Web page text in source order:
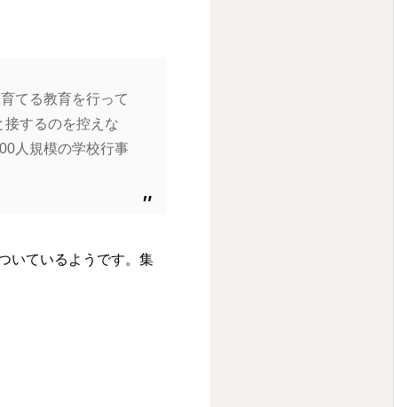
てる教育を行って
するのを控えな
人規模の学校行事
いているようです。集